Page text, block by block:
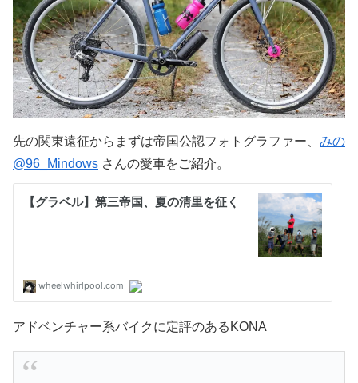
先の関東遠征からまずは帝国公認フォトグラファー、 みの
@96_Mindows さんの愛車をご紹介。
アドベンチャー系バイクに定評のあるKONA